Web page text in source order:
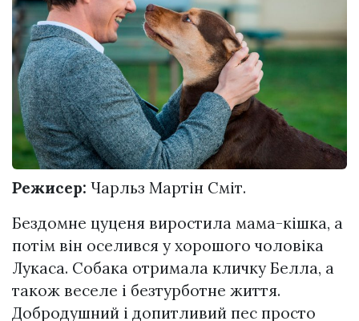
Режисер: Чарльз Мартін Сміт.
Бездомне цуценя виростила мама-кішка, а
потім він оселився у хорошого чоловіка
Лукаса. Собака отримала кличку Белла, а
також веселе і безтурботне життя.
Добродушний і допитливий пес просто